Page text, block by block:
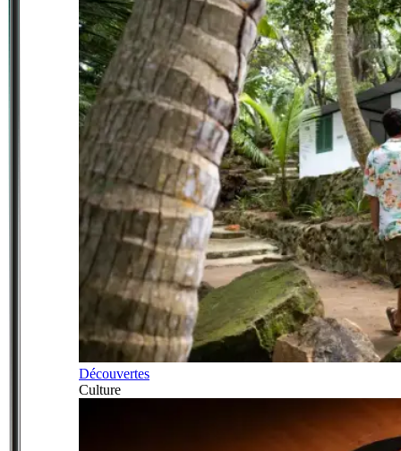
Découvertes
Culture